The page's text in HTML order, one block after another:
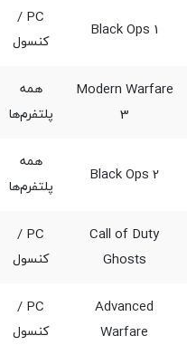
Black Ops 1
PC /
کنسول
Modern Warfare
3
همه
پلتفرم‌ها
Black Ops 2
همه
پلتفرم‌ها
Call of Duty
Ghosts
PC /
کنسول
Advanced
Warfare
PC /
کنسول